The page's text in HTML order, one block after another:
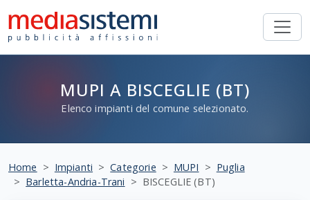
MUPI A BISCEGLIE (BT)
Elenco impianti del comune selezionato.
Home Impianti Categorie MUPI
Puglia
Barletta-Andria-Trani
BISCEGLIE (BT)